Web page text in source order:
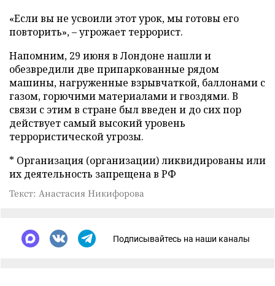
«Если вы не усвоили этот урок, мы готовы его
повторить», – угрожает террорист.
Напомним, 29 июня в Лондоне нашли и
обезвредили две припаркованные рядом
машины, нагруженные взрывчаткой, баллонами с
газом, горючими материалами и гвоздями. В
связи с этим в стране был введен и до сих пор
действует самый высокий уровень
террористической угрозы.
* Организация (организации) ликвидированы или
их деятельность запрещена в РФ
Текст: Анастасия Никифорова
Подписывайтесь на наши каналы